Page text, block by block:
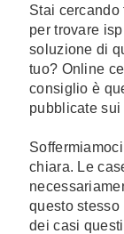
Stai cercando
per trovare
soluzione di
tuo? Online
consiglio è
pubblicate
chiara. Le
questo
dei casi